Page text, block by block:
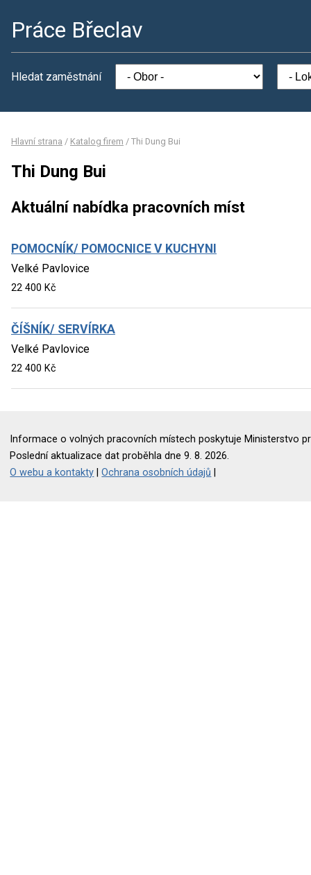
Práce Břeclav
Hledat zaměstnání
Hlavní strana / Katalog firem / Thi Dung Bui
Thi Dung Bui
Aktuální nabídka pracovních míst
POMOCNÍK/ POMOCNICE V KUCHYNI
Velké Pavlovice
22 400 Kč
ČÍŠNÍK/ SERVÍRKA
Velké Pavlovice
22 400 Kč
Informace o volných pracovních místech poskytuje Ministerstvo
Poslední aktualizace dat proběhla dne 9. 8. 2026.
O webu a kontakty |Ochrana osobních údajů